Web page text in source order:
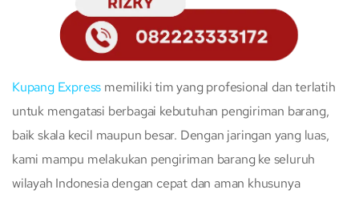
Kupang Express memiliki tim yang profesional dan terlatih
untuk mengatasi berbagai kebutuhan pengiriman barang,
baik skala kecil maupun besar. Dengan jaringan yang luas,
kami mampu melakukan pengiriman barang ke seluruh
wilayah Indonesia dengan cepat dan aman khusunya